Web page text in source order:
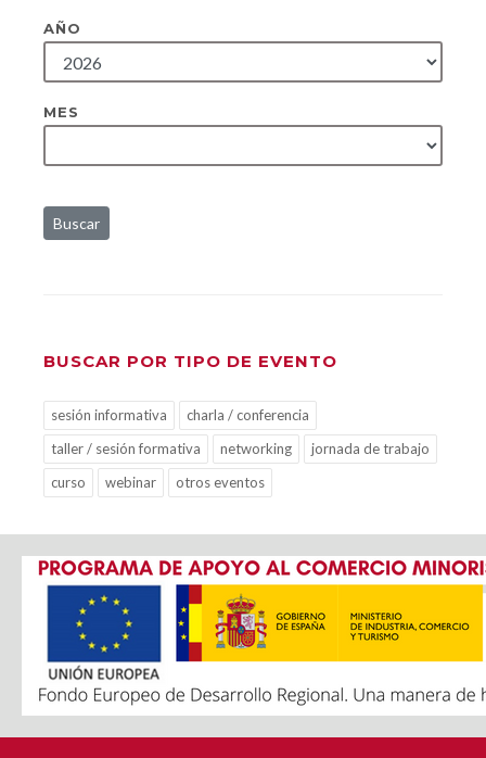
AÑO
MES
Buscar
BUSCAR POR TIPO DE EVENTO
sesión informativa
charla / conferencia
taller / sesión formativa
networking
jornada de trabajo
curso
webinar otros eventos